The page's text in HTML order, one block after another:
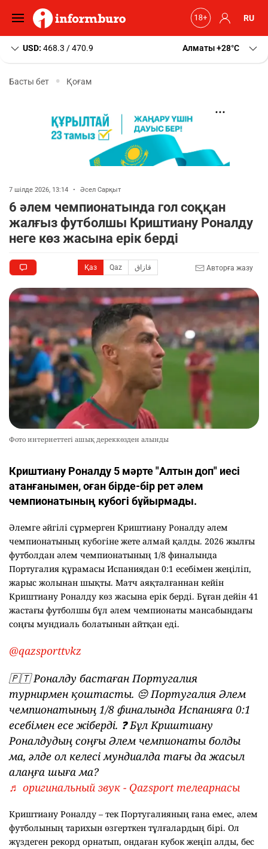
RU
USD: 468.3 / 470.9 Алматы+28 C
Басты бет Қоғам
7 шілде 2026, 13:14 • Әсел Сарқыт
6 әлем чемпионатында гол соққан
жалғыз футболшы Криштиану Роналду
неге көз жасына ерік берді
Қаз Qaz قازاق Авторға жазу
Фото интернеттегі ашық дереккөзден алынды
Криштиану Роналду 5 мәрте "Алтын доп" иесі
атанғанымен, оған бірде-бір рет әлем
чемпионатының кубогі бұйырмады.
Әлемге әйгілі сұрмерген Криштиану Роналду әлем
чемпионатының кубогіне жете алмай қалды. 2026 жылғы
футболдан әлем чемпионатының 1/8 финалында
Португалия құрамасы Испаниядан 0:1 есебімен жеңіліп,
жарыс жолынан шықты. Матч аяқталғаннан кейін
Криштиану Роналду көз жасына ерік берді. Бұған дейін 41
жастағы футболшы бұл әлем чемпионаты мансабындағы
соңғы мундиаль болатынын айтқан еді.
@qazsporttvkz
🇵🇹 Роналду бастаған Португалия
турнирмен қоштасты. 😔 Португалия Әлем
чемпионатының 1/8 финалында Испанияға 0:1
есебімен есе жіберді. ❓ Бұл Криштиану
Роналдудың соңғы Әлем чемпионаты болды
ма, әлде ол келесі мундиалда тағы да жасыл
алаңға шыға ма?
♬ оригинальный звук - Qazsport телеарнасы
Криштиану Роналду – тек Португалияның ғана емес, әлем
футболының тарихын өзгерткен тұлғалардың бірі. Ол
жүздеген рекорд орнатып, ондаған кубок жеңіп алды, бес